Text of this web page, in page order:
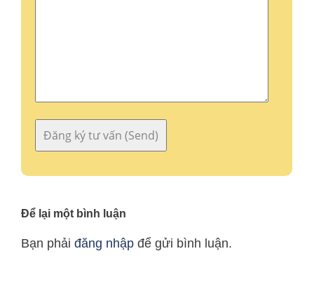
Để lại một bình luận
Bạn phải đăng nhập để gửi bình luận.